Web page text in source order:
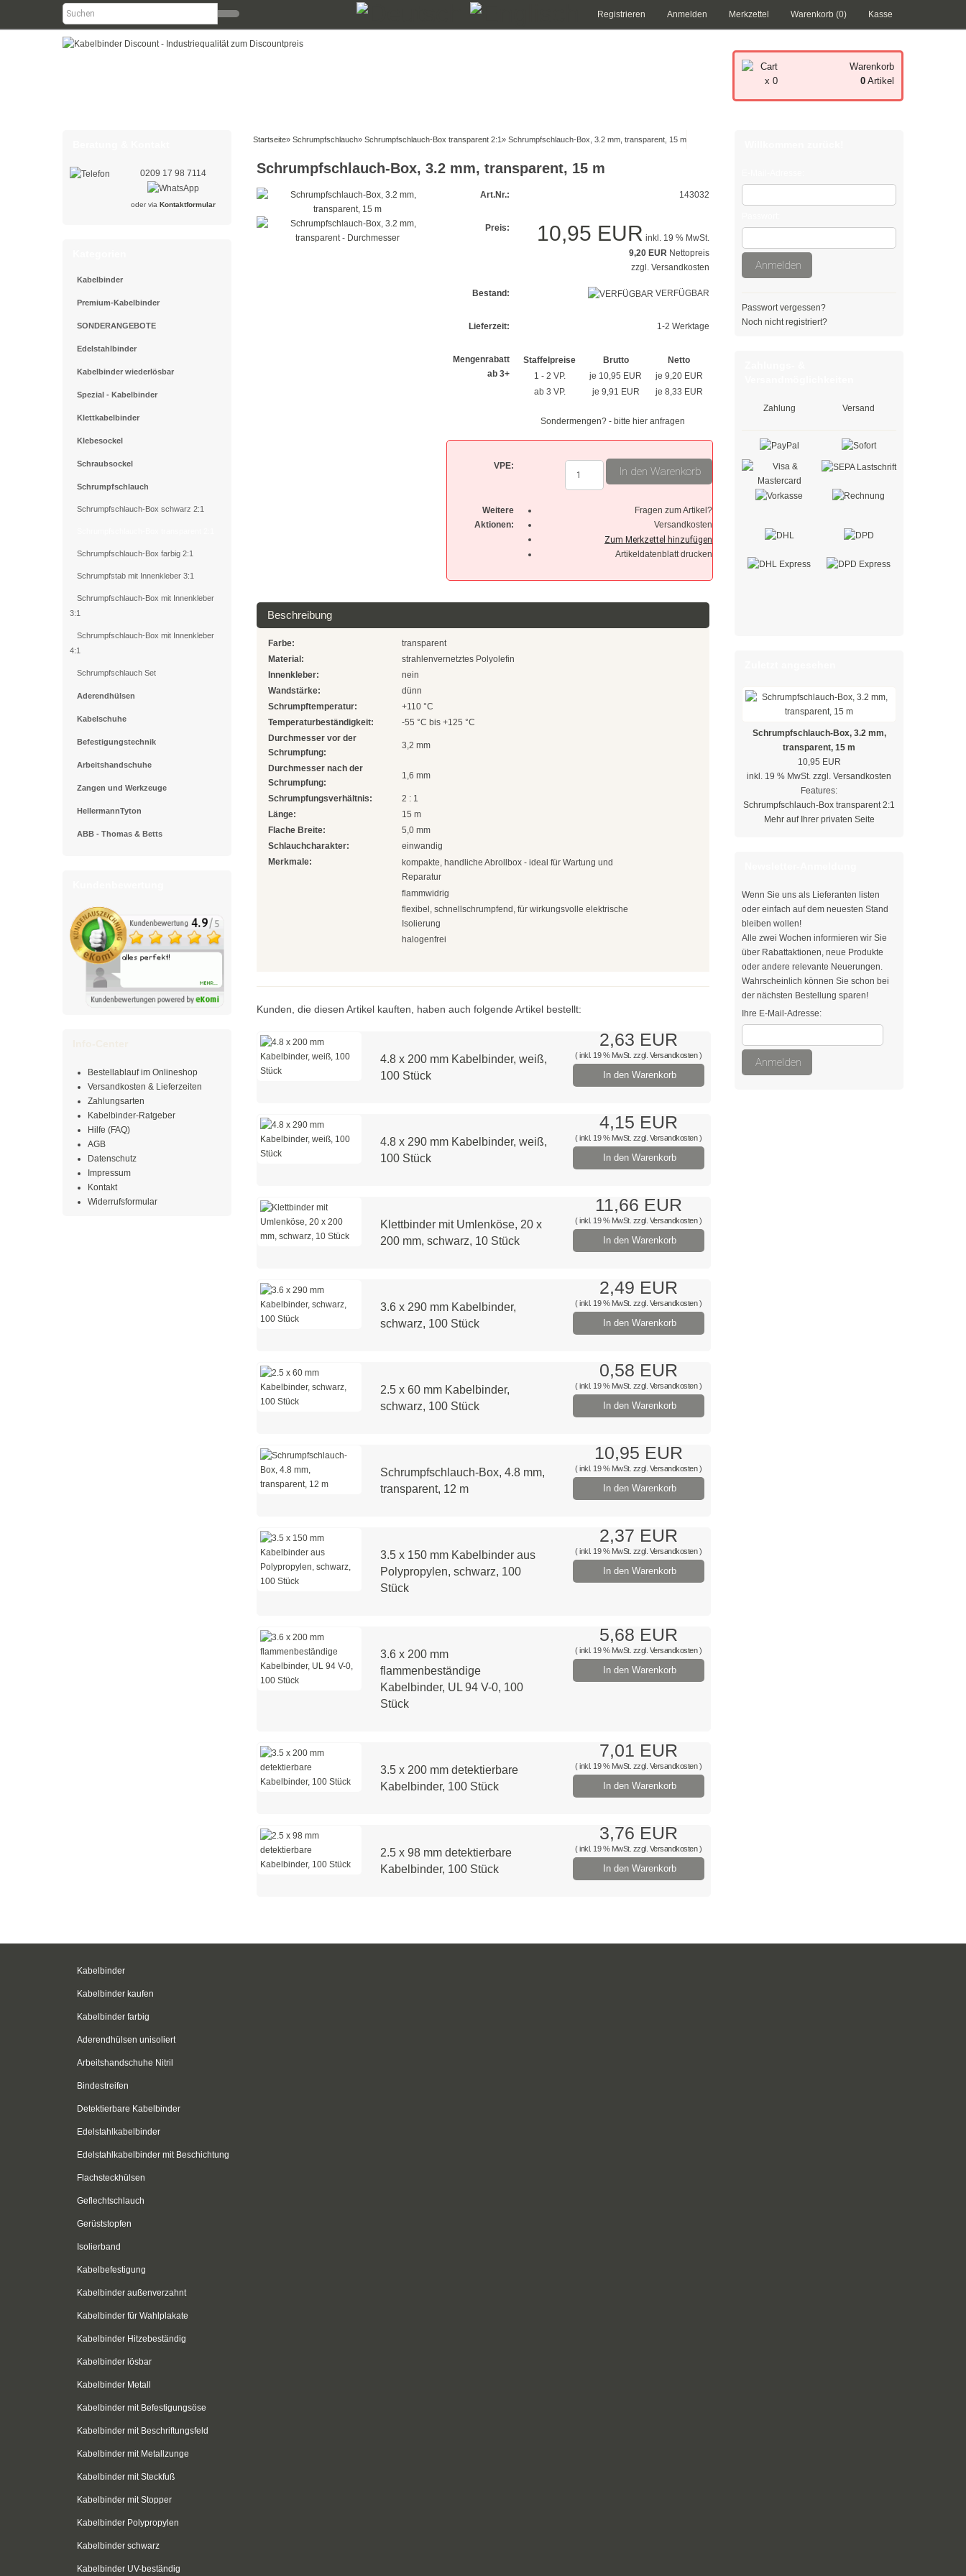
Registrieren Anmelden Merkzettel Warenkorb (0) Kasse
x 0
Warenkorb
0 Artikel
0209 17 98 7114
oder viaKontaktformular
Kabelbinder
Premium-Kabelbinder
SONDERANGEBOTE
Edelstahlbinder
Kabelbinder wiederlösbar
Spezial - Kabelbinder
Klettkabelbinder
Klebesockel
Schraubsockel
Schrumpfschlauch
Schrumpfschlauch-Box schwarz 2:1
Schrumpfschlauch-Box farbig 2:1
Schrumpfstab mit Innenkleber 3:1
Schrumpfschlauch-Box mit Innenkleber
3:1
Schrumpfschlauch-Box mit Innenkleber
4:1
Schrumpfschlauch Set
Aderendhülsen
Kabelschuhe
Befestigungstechnik
Arbeitshandschuhe
Zangen und Werkzeuge
HellermannTyton
ABB - Thomas & Betts
Bestellablauf im Onlineshop
Versandkosten & Lieferzeiten
Zahlungsarten
Kabelbinder-Ratgeber
Hilfe (FAQ)
AGB
Datenschutz
Impressum
Kontakt
Widerrufsformular
Startseite» Schrumpfschlauch» Schrumpfschlauch-Box transparent 2:1» Schrumpfschlauch-Box, 3.2 mm, transparent, 15 m
Schrumpfschlauch-Box, 3.2 mm, transparent, 15 m
Art.Nr.: 143032
Preis: 10,95 EUR inkl. 19 % MwSt.
9,20 EUR Nettopreis
zzgl.Versandkosten
Bestand: VERFÜGBAR
Lieferzeit: 1-2 Werktage
Mengenrabatt
ab 3+
Staffelpreise Brutto
Netto
1 - 2 VP.
je 10,95 EUR
je 9,20 EUR
ab 3 VP.
je 9,91 EUR je 8,33 EUR
Sondermengen? - bitte hier anfragen
VPE: In den Warenkorb
Weitere
Aktionen:
Fragen zum Artikel?
Versandkosten
Artikeldatenblatt drucken
Beschreibung
Farbe:
transparent
Material:
strahlenvernetztes Polyolefin
Innenkleber:
nein
Wandstärke:
dünn
Schrumpftemperatur:
+110 °C
Temperaturbeständigkeit:
-55 °C bis +125 °C
Durchmesser vor der
Schrumpfung:
3,2 mm
Durchmesser nach der
Schrumpfung:
1,6 mm
Schrumpfungsverhältnis:
2 : 1
Länge:
15 m
Flache Breite:
5,0 mm
Schlauchcharakter:
einwandig
Merkmale:
kompakte, handliche Abrollbox - ideal für Wartung und
Reparatur
flammwidrig
flexibel, schnellschrumpfend, für wirkungsvolle elektrische
Isolierung
halogenfrei
Kunden, die diesen Artikel kauften, haben auch folgende Artikel bestellt:
4.8 x 200 mm Kabelbinder, weiß,
100 Stück
2,63 EUR
( inkl. 19 % MwSt. zzgl. Versandkosten)
In den Warenkorb
4.8 x 290 mm Kabelbinder, weiß,
100 Stück
4,15 EUR
( inkl. 19 % MwSt. zzgl. Versandkosten)
In den Warenkorb
Klettbinder mit Umlenköse, 20 x
200 mm, schwarz, 10 Stück
11,66 EUR
( inkl. 19 % MwSt. zzgl. Versandkosten)
In den Warenkorb
3.6 x 290 mm Kabelbinder,
schwarz, 100 Stück
2,49 EUR
( inkl. 19 % MwSt. zzgl. Versandkosten)
In den Warenkorb
2.5 x 60 mm Kabelbinder,
schwarz, 100 Stück
0,58 EUR
( inkl. 19 % MwSt. zzgl. Versandkosten)
In den Warenkorb
Schrumpfschlauch-Box, 4.8 mm,
transparent, 12 m
10,95 EUR
( inkl. 19 % MwSt. zzgl. Versandkosten)
In den Warenkorb
3.5 x 150 mm Kabelbinder aus
Polypropylen, schwarz, 100
Stück
2,37 EUR
( inkl. 19 % MwSt. zzgl. Versandkosten)
In den Warenkorb
3.6 x 200 mm
flammenbeständige
Kabelbinder, UL 94 V-0, 100
Stück
5,68 EUR
( inkl. 19 % MwSt. zzgl. Versandkosten)
In den Warenkorb
3.5 x 200 mm detektierbare
Kabelbinder, 100 Stück
7,01 EUR
( inkl. 19 % MwSt. zzgl. Versandkosten)
In den Warenkorb
2.5 x 98 mm detektierbare
Kabelbinder, 100 Stück
3,76 EUR
( inkl. 19 % MwSt. zzgl. Versandkosten)
In den Warenkorb
Anmelden
Passwort vergessen?
Noch nicht registriert?
Zahlung Versand
Schrumpfschlauch-Box, 3.2 mm,
transparent, 15 m
10,95 EUR
inkl. 19 % MwSt. zzgl.Versandkosten
Features:
Schrumpfschlauch-Box transparent 2:1
Mehr auf Ihrer privaten Seite
Wenn Sie uns als Lieferanten listen
oder einfach auf dem neuesten Stand
bleiben wollen!
Alle zwei Wochen informieren wir Sie
über Rabattaktionen, neue Produkte
oder andere relevante Neuerungen.
Wahrscheinlich können Sie schon bei
der nächsten Bestellung sparen!
Ihre E-Mail-Adresse:
Anmelden
Kabelbinder
Kabelbinder kaufen
Kabelbinder farbig
Aderendhülsen unisoliert
Arbeitshandschuhe Nitril
Bindestreifen
Detektierbare Kabelbinder
Edelstahlkabelbinder
Edelstahlkabelbinder mit Beschichtung
Flachsteckhülsen
Geflechtschlauch
Gerüststopfen
Isolierband
Kabelbefestigung
Kabelbinder außenverzahnt
Kabelbinder für Wahlplakate
Kabelbinder Hitzebeständig
Kabelbinder lösbar
Kabelbinder Metall
Kabelbinder mit Befestigungsöse
Kabelbinder mit Beschriftungsfeld
Kabelbinder mit Metallzunge
Kabelbinder mit Steckfuß
Kabelbinder mit Stopper
Kabelbinder Polypropylen
Kabelbinder schwarz
Kabelbinder UV-beständig